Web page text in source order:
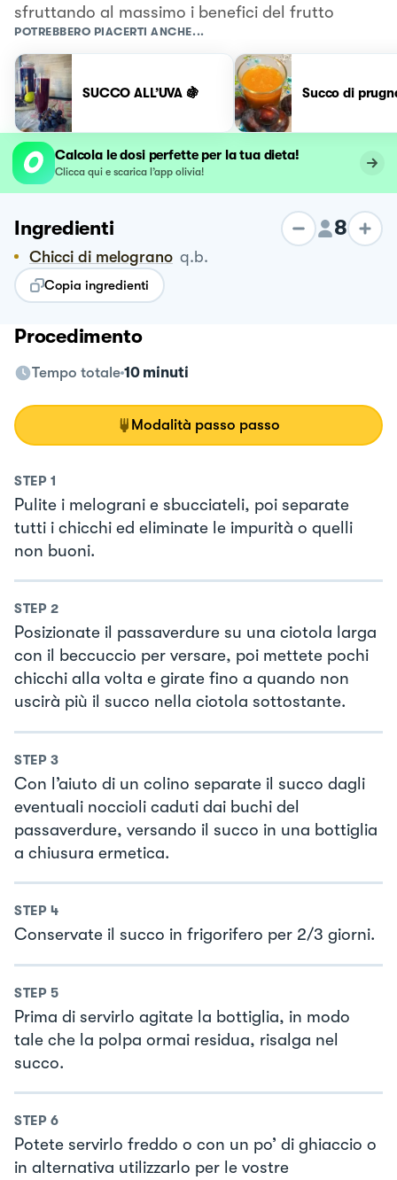
sfruttando al massimo i benefici del frutto
POTREBBERO PIACERTI ANCHE...
SUCCO ALL’UVA 🍇 Succo di
Calcola le dosi perfette per la tua dieta!
Clicca qui e scarica l’app olivia!
Ingredienti 8
Chicci di melograno q.b.
Copia ingredienti
Procedimento
Tempo totale 10 minuti
Modalità passo passo
STEP 1
Pulite i melograni e sbucciateli, poi separate
tutti i chicchi ed eliminate le impurità o quelli
non buoni.
STEP 2
Posizionate il passaverdure su una ciotola larga
con il beccuccio per versare, poi mettete pochi
chicchi alla volta e girate fino a quando non
uscirà più il succo nella ciotola sottostante.
STEP 3
Con l’aiuto di un colino separate il succo dagli
eventuali noccioli caduti dai buchi del
passaverdure, versando il succo in una bottiglia
a chiusura ermetica.
STEP 4
Conservate il succo in frigorifero per 2/3 giorni.
STEP 5
Prima di servirlo agitate la bottiglia, in modo
tale che la polpa ormai residua, risalga nel
succo.
STEP 6
Potete servirlo freddo o con un po’ di ghiaccio o
in alternativa utilizzarlo per le vostre